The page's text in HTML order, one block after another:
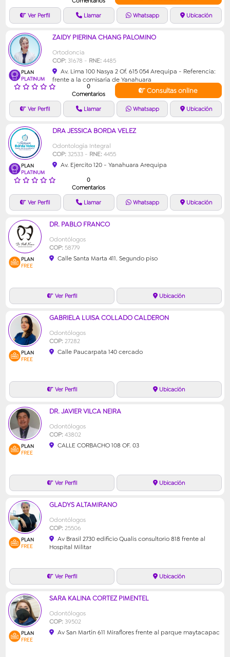
PLAN
PLATINUM
ZAIDY PIERINA CHANG PALOMINO
Ortodoncia
COP:31678 - RNE:4485
Av. Lima 100 Nasya 2 Of. 615 054 Arequipa - Referencia:
frente a la comisaría de Yanahuara
0
Comentarios
Consultas online
PLAN
PLATINUM
DRA JESSICA BORDA VELEZ
Odontología Integral
COP:32533 - RNE:4455
Av. Ejercito 120 - Yanahuara Arequipa
0
Comentarios
PLAN
FREE
DR. PABLO FRANCO
Odontólogos
COP: 58779
Calle Santa Marta 411. Segundo piso
PLAN
FREE
GABRIELA LUISA COLLADO CALDERON
Odontólogos
COP:27282
Calle Paucarpata 140 cercado
PLAN
FREE
DR. JAVIER VILCA NEIRA
Odontólogos
COP:43802
CALLE CORBACHO 108 OF. 03
PLAN
FREE
GLADYS ALTAMIRANO
Odontólogos
COP:25506
Av Brasil 2730 edificio Qualis consultorio 818 frente al
Hospital Militar
PLAN
FREE
SARA KALINA CORTEZ PIMENTEL
Odontólogos
COP:39502
Av San Martín 611 Miraflores frente al parque maytacapac